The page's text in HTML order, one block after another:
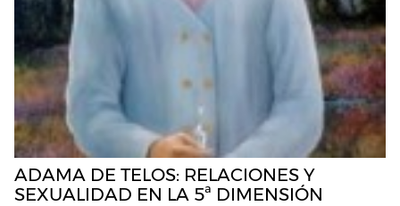
ADAMA DE TELOS: RELACIONES Y
SEXUALIDAD EN LA 5ª DIMENSIÓN